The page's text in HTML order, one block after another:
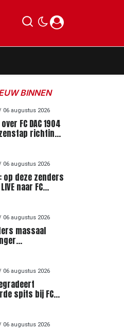
BINNEN
06 augustus 2026
FC DAC 1904
richting
06 augustus 2026
op deze zenders
naar FC
06 augustus 2026
massaal
tegen FC
06 augustus 2026
spits bij FC
06 augustus 2026